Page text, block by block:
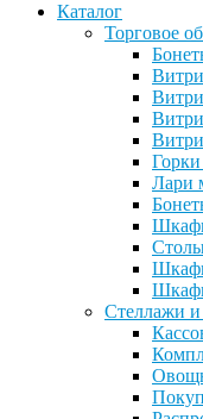
Каталог
Торговое
Лари
Стеллажи и